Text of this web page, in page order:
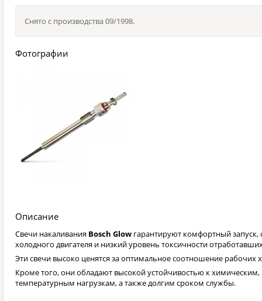
Снято с производства 09/1998.
Фотографии
Описание
Свечи накаливания Bosch Glow гарантируют комфортный запуск,
холодного двигателя и низкий уровень токсичности
Эти свечи высоко ценятся за оптимальное соотношение рабочих
Кроме того, они обладают высокой устойчивостью к
температурным нагрузкам, а также долгим сроком службы.